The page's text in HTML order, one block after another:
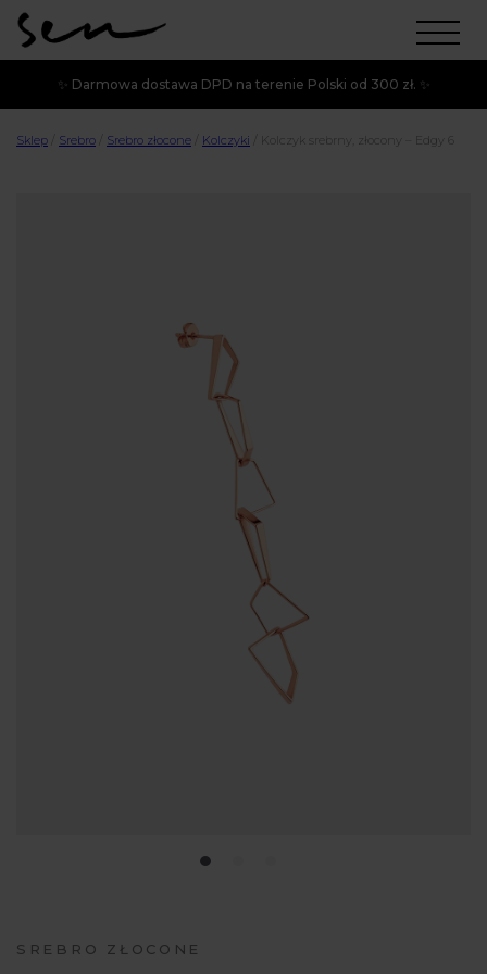
✨ Darmowa dostawa DPD na terenie Polski od 300 zł. ✨
Sklep Srebro Srebro złocone Kolczyki Kolczyk srebrny, złocony – Edgy 6
SREBRO ZŁOCONE